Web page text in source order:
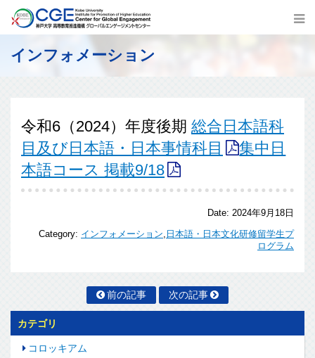
インフォメーション
令和6（2024）年度後期 総合日本語科
目及び日本語・日本事情科目
集中日
本語コース 掲載9/18
Date: 2024年9月18日
Category: インフォメーション, 日本語・日本文化研修留学生プ
ログラム
前の記事 次の記事
カテゴリ
コロッキアム